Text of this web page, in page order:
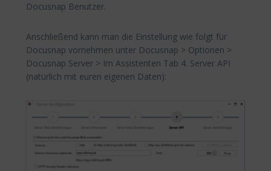
Docusnap Benutzer.
Anschließend kann man die Einstellung wie folgt für
Docusnap vornehmen unter Docusnap > Optionen >
Docusnap Server > Im Assistenten Tab 4. Server API
(natürlich mit euren eigenen Daten):